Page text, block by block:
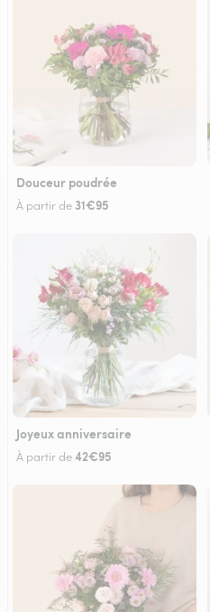
Douceur poudrée
À partir de 31€95
Joyeux anniversaire
À partir de42€95